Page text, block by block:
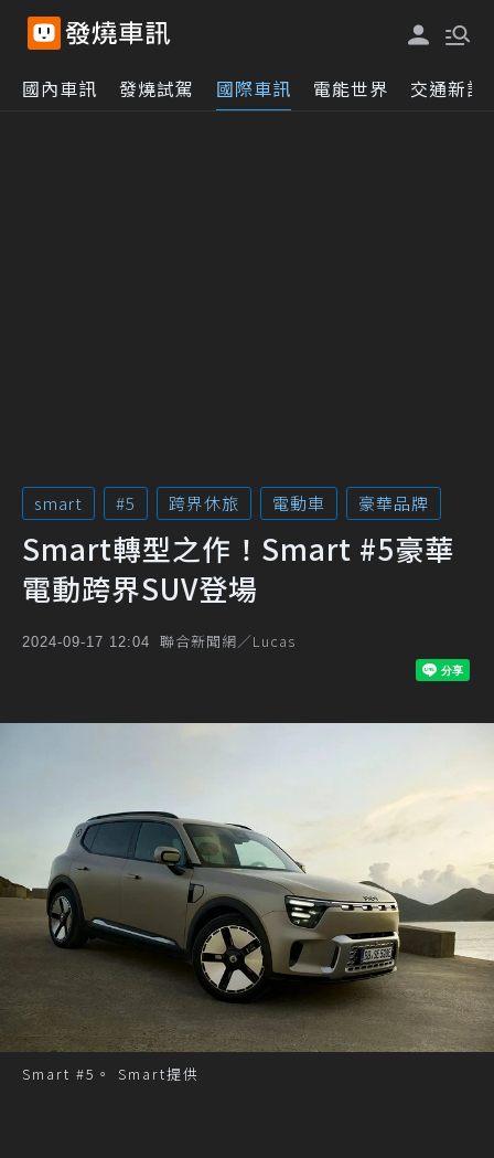
國內車訊 發燒試駕 國際車訊 電能世界 交通新訊
smart #5 跨界休旅 電動車 豪華品牌
Smart轉型之作！Smart #5豪華
電動跨界SUV登場
2024-09-17 12:04 聯合新聞網／Lucas
Smart #5。 Smart提供